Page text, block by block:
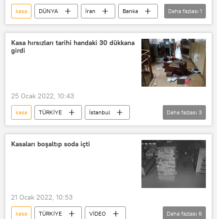
kasa DÜNYA İran
Banka
devlet
Daha fazlası 1
Kasa hırsızları tarihi handaki 30 dükkana
girdi
25 Ocak 2022, 10:43
kasa TÜRKİYE
İstanbul
Soygun
Otobüs Eminönü
Daha fazlası 3
Kasaları boşaltıp soda içti
21 Ocak 2022, 10:53
kasa TÜRKİYE
VİDEO
Daha fazlası 6